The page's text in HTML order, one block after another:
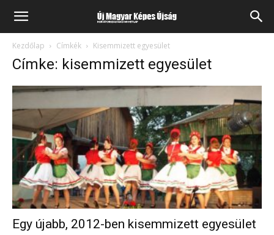
Kezdőlap Címkék Kisemmizett egyesület
Címke: kisemmizett egyesület
Egy újabb, 2012-ben kisemmizett egyesület